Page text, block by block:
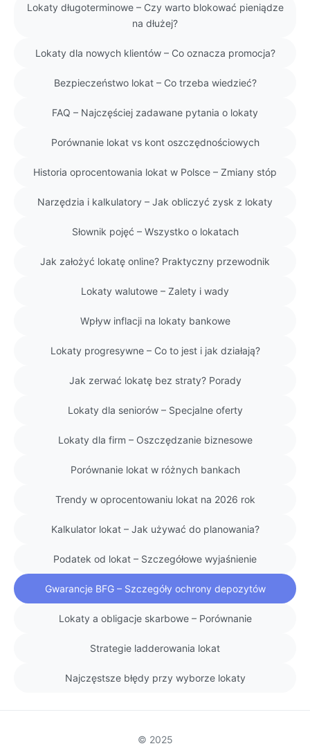
Lokaty długoterminowe – Czy warto blokować pieniądze
na dłużej?
Lokaty dla nowych klientów – Co oznacza promocja?
Bezpieczeństwo lokat – Co trzeba wiedzieć?
FAQ – Najczęściej zadawane pytania o lokaty
Porównanie lokat vs kont oszczędnościowych
Historia oprocentowania lokat w Polsce – Zmiany stóp
Narzędzia i kalkulatory – Jak obliczyć zysk z lokaty
Słownik pojęć – Wszystko o lokatach
Jak założyć lokatę online? Praktyczny przewodnik
Lokaty walutowe – Zalety i wady
Wpływ inflacji na lokaty bankowe
Lokaty progresywne – Co to jest i jak działają?
Jak zerwać lokatę bez straty? Porady
Lokaty dla seniorów – Specjalne oferty
Lokaty dla firm – Oszczędzanie biznesowe
Porównanie lokat w różnych bankach
Trendy w oprocentowaniu lokat na 2026 rok
Kalkulator lokat – Jak używać do planowania?
Podatek od lokat – Szczegółowe wyjaśnienie
Gwarancje BFG – Szczegóły ochrony depozytów
Lokaty a obligacje skarbowe – Porównanie
Strategie ladderowania lokat
Najczęstsze błędy przy wyborze lokaty
© 2025